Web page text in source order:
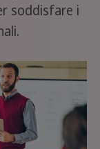
soddisfare i